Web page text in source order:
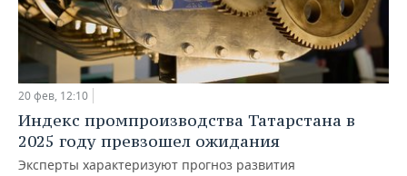
20 фев, 12:10
Индекс промпроизводства Татарстана в
2025 году превзошел ожидания
Эксперты характеризуют прогноз развития